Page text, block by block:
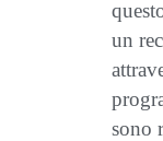
un
sono